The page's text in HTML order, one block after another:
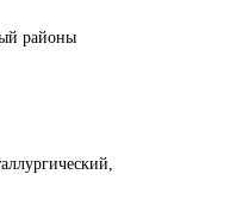
районы